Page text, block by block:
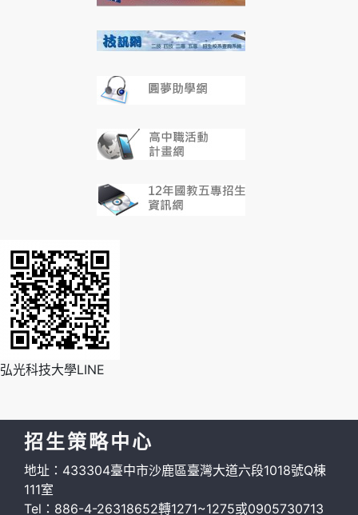
弘光科技大學LINE
招生策略中心
地址：433304臺中市沙鹿區臺灣大道六段1018號Q棟
111室
Tel：886-4-26318652轉1271~1275或0905730713